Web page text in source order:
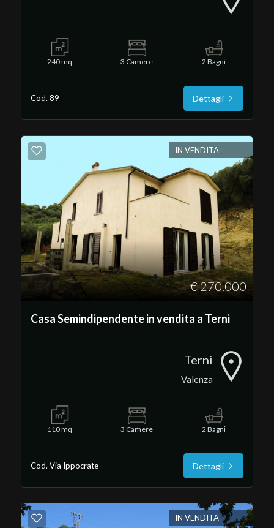
240 mq 3 Camere 2 Bagni
Cod. 89 Dettagli
IN VENDITA
€ 270.000
Casa Semindipendente in vendita a Terni
Terni
Valenza
110 mq 3 Camere 2 Bagni
Cod. Via Ippocrate Dettagli
IN VENDITA
minimi
Qualsiasi
2
4
5
minime
2